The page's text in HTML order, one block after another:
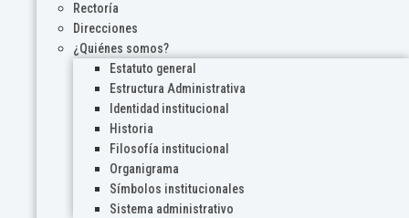
Rectoría
Direcciones
¿Quiénes somos?
Estatuto general
Estructura Administrativa
Identidad institucional
Historia
Filosofía institucional
Organigrama
Símbolos institucionales
Sistema administrativo